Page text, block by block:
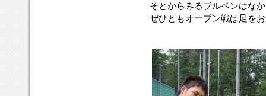
そとからみるブルペンはな
ぜひともオープン戦は足を